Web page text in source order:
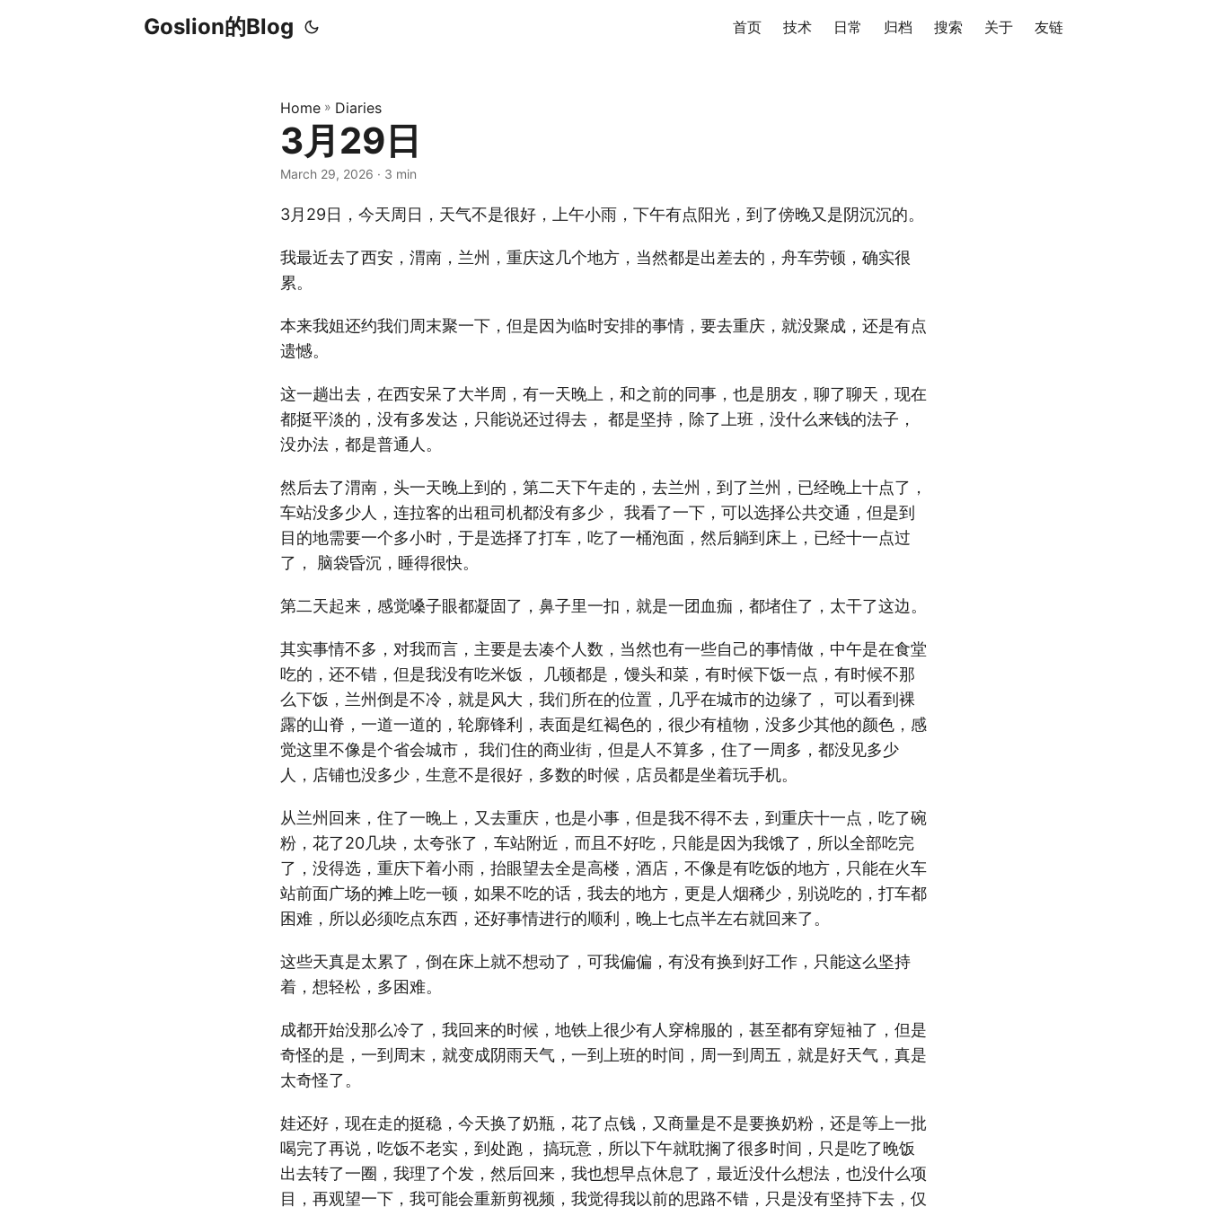
Goslion的Blog 首页 技术 日常 归档 搜索 关于 友链
Home » Diaries
3月29日
March 29, 2026 · 3 min
3月29日，今天周日，天气不是很好，上午小雨，下午有点阳光，到了傍晚又是阴沉沉的。
我最近去了西安，渭南，兰州，重庆这几个地方，当然都是出差去的，舟车劳顿，确实很
累。
本来我姐还约我们周末聚一下，但是因为临时安排的事情，要去重庆，就没聚成，还是有点
遗憾。
这一趟出去，在西安呆了大半周，有一天晚上，和之前的同事，也是朋友，聊了聊天，现在
都挺平淡的，没有多发达，只能说还过得去， 都是坚持，除了上班，没什么来钱的法子，
没办法，都是普通人。
然后去了渭南，头一天晚上到的，第二天下午走的，去兰州，到了兰州，已经晚上十点了，
车站没多少人，连拉客的出租司机都没有多少， 我看了一下，可以选择公共交通，但是到
目的地需要一个多小时，于是选择了打车，吃了一桶泡面，然后躺到床上，已经十一点过
了， 脑袋昏沉，睡得很快。
第二天起来，感觉嗓子眼都凝固了，鼻子里一扣，就是一团血痂，都堵住了，太干了这边。
其实事情不多，对我而言，主要是去凑个人数，当然也有一些自己的事情做，中午是在食堂
吃的，还不错，但是我没有吃米饭， 几顿都是，馒头和菜，有时候下饭一点，有时候不那
么下饭，兰州倒是不冷，就是风大，我们所在的位置，几乎在城市的边缘了， 可以看到裸
露的山脊，一道一道的，轮廓锋利，表面是红褐色的，很少有植物，没多少其他的颜色，感
觉这里不像是个省会城市， 我们住的商业街，但是人不算多，住了一周多，都没见多少
人，店铺也没多少，生意不是很好，多数的时候，店员都是坐着玩手机。
从兰州回来，住了一晚上，又去重庆，也是小事，但是我不得不去，到重庆十一点，吃了碗
粉，花了20几块，太夸张了，车站附近，而且不好吃，只能是因为我饿了，所以全部吃完
了，没得选，重庆下着小雨，抬眼望去全是高楼，酒店，不像是有吃饭的地方，只能在火车
站前面广场的摊上吃一顿，如果不吃的话，我去的地方，更是人烟稀少，别说吃的，打车都
困难，所以必须吃点东西，还好事情进行的顺利，晚上七点半左右就回来了。
这些天真是太累了，倒在床上就不想动了，可我偏偏，有没有换到好工作，只能这么坚持
着，想轻松，多困难。
成都开始没那么冷了，我回来的时候，地铁上很少有人穿棉服的，甚至都有穿短袖了，但是
奇怪的是，一到周末，就变成阴雨天气，一到上班的时间，周一到周五，就是好天气，真是
太奇怪了。
娃还好，现在走的挺稳，今天换了奶瓶，花了点钱，又商量是不是要换奶粉，还是等上一批
喝完了再说，吃饭不老实，到处跑， 搞玩意，所以下午就耽搁了很多时间，只是吃了晚饭
出去转了一圈，我理了个发，然后回来，我也想早点休息了，最近没什么想法，也没什么项
目，再观望一下，我可能会重新剪视频，我觉得我以前的思路不错，只是没有坚持下去，仅